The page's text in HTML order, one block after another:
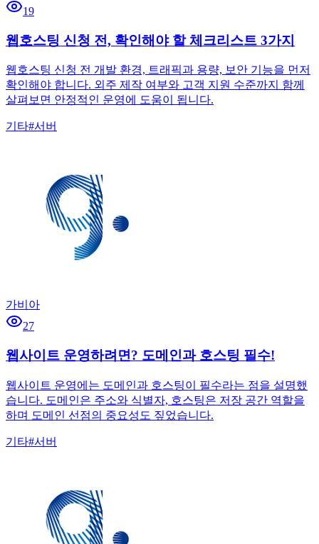
19
웹호스팅 신청 전, 확인해야 할 체크리스트 3가지
웹호스팅 신청 전 개발 환경, 트래픽과 용량, 보안 기능을 먼저
확인해야 합니다. 외주 제작 여부와 고객 지원 수준까지 함께
살펴보면 안정적인 운영에 도움이 됩니다.
기타#서버
가비아
27
웹사이트 운영하려면? 도메인과 호스팅 필수!
웹사이트 운영에는 도메인과 호스팅이 필수라는 점을 설명했
습니다. 도메인은 주소와 식별자, 호스팅은 저장 공간 역할을
하며 도메인 선점의 중요성도 짚었습니다.
기타#서버